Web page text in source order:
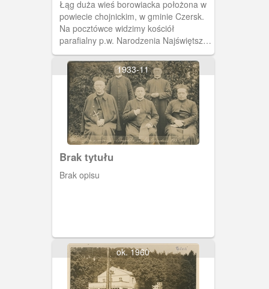
Łąg duża wieś borowiacka położona w
powiecie chojnickim, w gminie Czersk.
Na pocztówce widzimy kościół
parafialny p.w. Narodzenia Najświętszej
Maryi Panny. Ta neogotycka świątynia
powstała w latach 1885-1887 staraniem
ks. Augustyna Worzałły i zastąpiła
rozebrany, drewniany kościół z 1716
roku.
1933-11
Brak tytułu
Brak opisu
ok. 1960